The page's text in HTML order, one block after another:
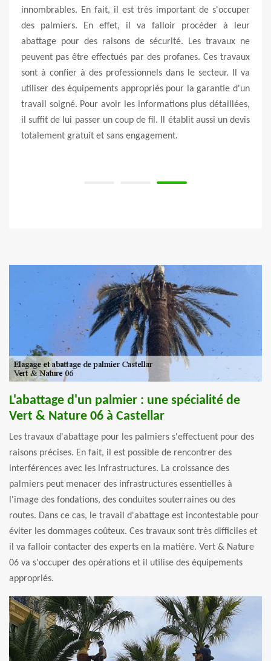
innombrables. En fait, il est très important de s'occuper
des palmiers. En effet, il va falloir procéder à leur
abattage pour des raisons de sécurité. Les travaux ne
peuvent pas être effectués par des profanes. Ces travaux
sont à confier à des professionnels dans le secteur. Il va
utiliser des équipements appropriés pour la garantie d'un
travail soigné. Pour avoir les informations plus détaillées,
il suffit de lui passer un coup de fil. Il établit aussi un devis
totalement gratuit et sans engagement.
L'abattage d'un palmier : une spécialité de
Vert & Nature 06 à Castellar
Les travaux d'abattage pour les palmiers s'effectuent pour des
raisons précises. En fait, il est possible de rencontrer des
interférences avec les infrastructures. La croissance des
palmiers peut menacer des infrastructures essentielles à
l'image des fondations, des conduites souterraines ou des
routes. Dans ce cas, le travail d'abattage est incontestable pour
éviter les dommages coûteux. Ces travaux sont très difficiles et
il va falloir contacter des experts en la matière. Vert & Nature
06 va s'occuper des opérations et il utilise des équipements
appropriés.